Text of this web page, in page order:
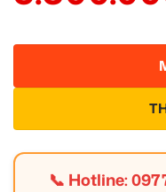
📞 Hotline: